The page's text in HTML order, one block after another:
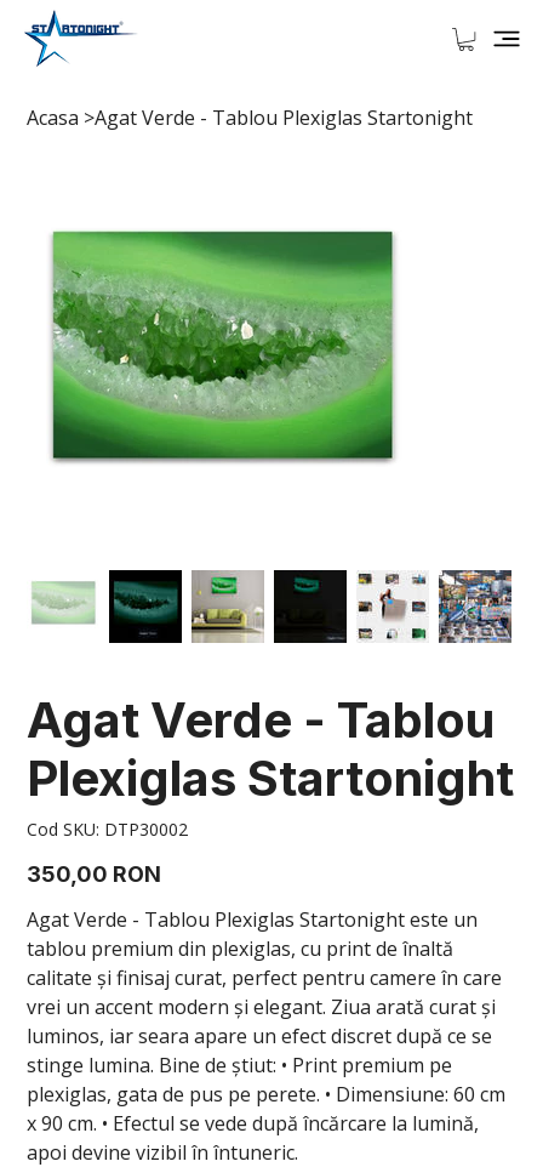
Acasa >Agat Verde - Tablou Plexiglas Startonight
Agat Verde - Tablou
Plexiglas Startonight
Cod SKU: Cod
SKU
DTP30002
Preț
350,00 RON
Agat Verde - Tablou Plexiglas Startonight este un
tablou premium din plexiglas, cu print de înaltă
calitate și finisaj curat, perfect pentru camere în care
vrei un accent modern și elegant. Ziua arată curat și
luminos, iar seara apare un efect discret după ce se
stinge lumina. Bine de știut: • Print premium pe
plexiglas, gata de pus pe perete. • Dimensiune: 60 cm
x 90 cm. • Efectul se vede după încărcare la lumină,
apoi devine vizibil în întuneric.